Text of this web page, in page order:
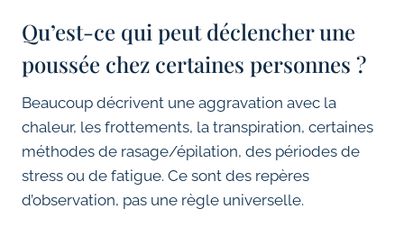
Qu’est-ce qui peut déclencher une
poussée chez certaines personnes ?
Beaucoup décrivent une aggravation avec la
chaleur, les frottements, la transpiration, certaines
méthodes de rasage/épilation, des périodes de
stress ou de fatigue. Ce sont des repères
d’observation, pas une règle universelle.